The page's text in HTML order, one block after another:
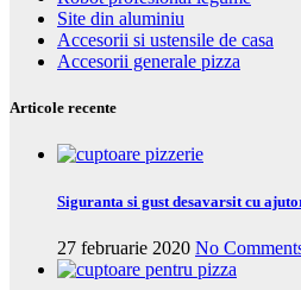
Site din aluminiu
Accesorii si ustensile de casa
Accesorii generale pizza
Articole recente
Siguranta si gust desavarsit cu
27 februarie 2020 No